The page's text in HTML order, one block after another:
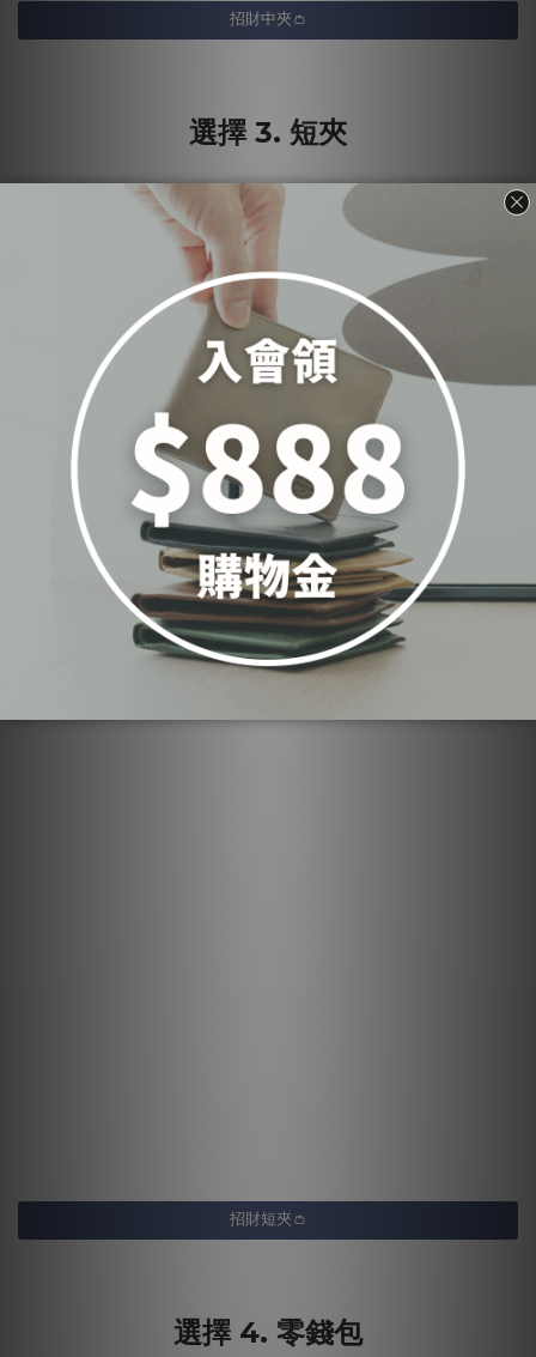
招財中夾👛
選擇 3. 短夾
：短夾通常比長夾或中夾更小巧，更容易攜帶。你可以輕鬆
地將它放入口袋、小包包或手提袋中，無論走到哪裡，都能方便地管理財
2.精選和管理
：由於短夾的容量較小，它迫使你更加精選和管理你的財務
文件和卡片。這有助於確保你只攜帶必要的東西，避免過度支出和混亂。
3.風格和個性
：儘管短夾尺寸較小，但仍然有多種設計和風格可供選擇，
可以反映你的個人風格和品味。你可以根據自己的偏好選擇經典、時尚或
獨特的短夾款式。
：短夾非常適合需要輕便和簡約的場合，例如社交活動、
派對或旅行。你可以將它輕鬆地放入口袋，而不必攜帶大型錢包。
招財短夾👛
選擇 4. 零錢包